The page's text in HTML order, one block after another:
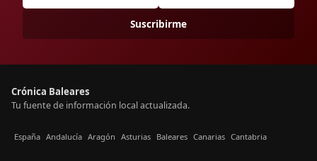
Suscribirme
Crónica Baleares
Tu fuente de información local actualizada.
España Andalucía Aragón Asturias Baleares Canarias Cantabria